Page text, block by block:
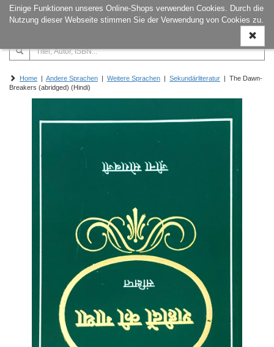
Einige Funktionen unseres Online-Shops verwenden Cookies. Durch die
Nutzung dieser Webseite stimmen Sie der Verwendung von Cookies zu.
ein-/
Home | Andere Sprachen | Weitere Sprachen | Sekundärliteratur | The Dawn-
Breakers (abridged) (Hindi)